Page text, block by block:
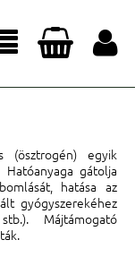


(ösztrogén) egyik
gátolja
hatása az
gyógyszerekéhez
Májtámogató